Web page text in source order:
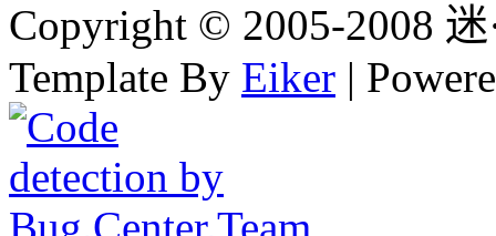
Copyright © 2005-2008
Template By Eiker |